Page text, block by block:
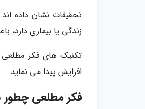
تحقیقات نشان داده
زندگی یا بیماری
تکنیک های فکر مطلعی
افزایش پیدا می نماید.
فکر مطلعی